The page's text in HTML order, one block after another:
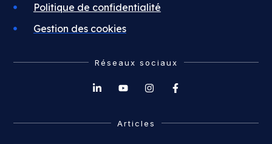
Politique de confidentialité
Gestion des cookies
Réseaux sociaux
Articles